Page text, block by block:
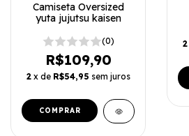
Camiseta Oversized
yuta jujutsu kaisen
(0)
R$109,90
2 x de R$54,95 sem juros
COMPRAR
2